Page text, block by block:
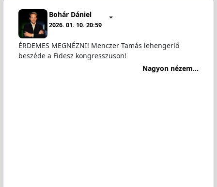
Bohár Dániel
2026. 01. 10. 20:59
ÉRDEMES MEGNÉZNI! Menczer Tamás lehengerlő
beszéde a Fidesz kongresszuson!
Nagyon nézem...